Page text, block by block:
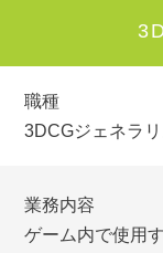
職種
3DCGジェネラリ
業務内容
ゲーム内で使用